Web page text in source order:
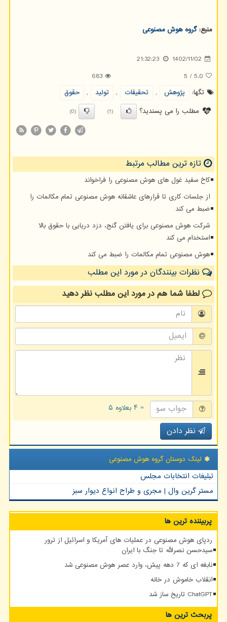
منبع:گروه هوش مصنوعی
1402/11/02
21:32:23
5.0
/
5
683
تگها:
پژوهش , تحقیقات , تولید ,
حقوق
مطلب را می پسندید؟
(1)
(0)
تازه ترین مطالب مرتبط
کاخ سفید غول های هوش مصنوعی را فراخواند
از جلسات کاری تا قرارهای عاشقانه هوش مصنوعی تمام مکالمات را
ضبط می کند
شرکت هوش مصنوعی برای یافتن گنج، دزد دریایی با حقوق بالا
استخدام می کند
هوش مصنوعی تمام مکالمات را ضبط می کند
نظرات بینندگان در مورد این مطلب
لطفا شما همدر مورد این مطلبنظر دهید
= ۴ بعلاوه ۵
نظر دادن
لینک دوستان گروه هوش مصنوعی
تبلیغات انتخابات مجلس
مستر گرین وال | مجری و طراح انواع دیوار سبز
پربیننده ترین ها
ردپای هوش مصنوعی در عملیات های آمریکا و اسرائیل از ترور
سیدحسن نصرالله تا جنگ با ایران
نابغه ای که 7 دهه پیش، وارد عصر هوش مصنوعی شد
انقلاب خاموش در خانه
ChatGPT تاریخ ساز شد
پربحث ترین ها